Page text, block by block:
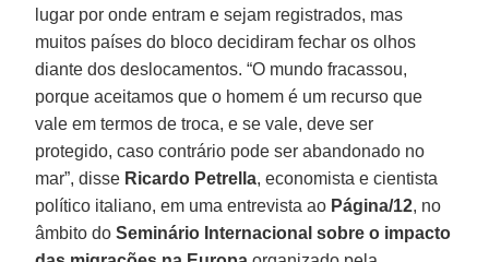
lugar por onde entram e sejam registrados, mas
muitos países do bloco decidiram fechar os olhos
diante dos deslocamentos. “O mundo fracassou,
porque aceitamos que o homem é um recurso que
vale em termos de troca, e se vale, deve ser
protegido, caso contrário pode ser abandonado no
mar”, disse Ricardo Petrella, economista e cientista
político italiano, em uma entrevista ao Página/12, no
âmbito doSeminário Internacional sobre o impacto